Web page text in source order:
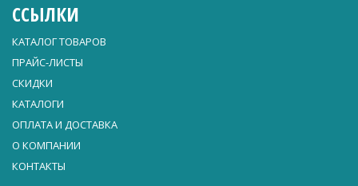
ССЫЛКИ
КАТАЛОГ ТОВАРОВ
ПРАЙС-ЛИСТЫ
СКИДКИ
КАТАЛОГИ
ОПЛАТА И ДОСТАВКА
О КОМПАНИИ
КОНТАКТЫ